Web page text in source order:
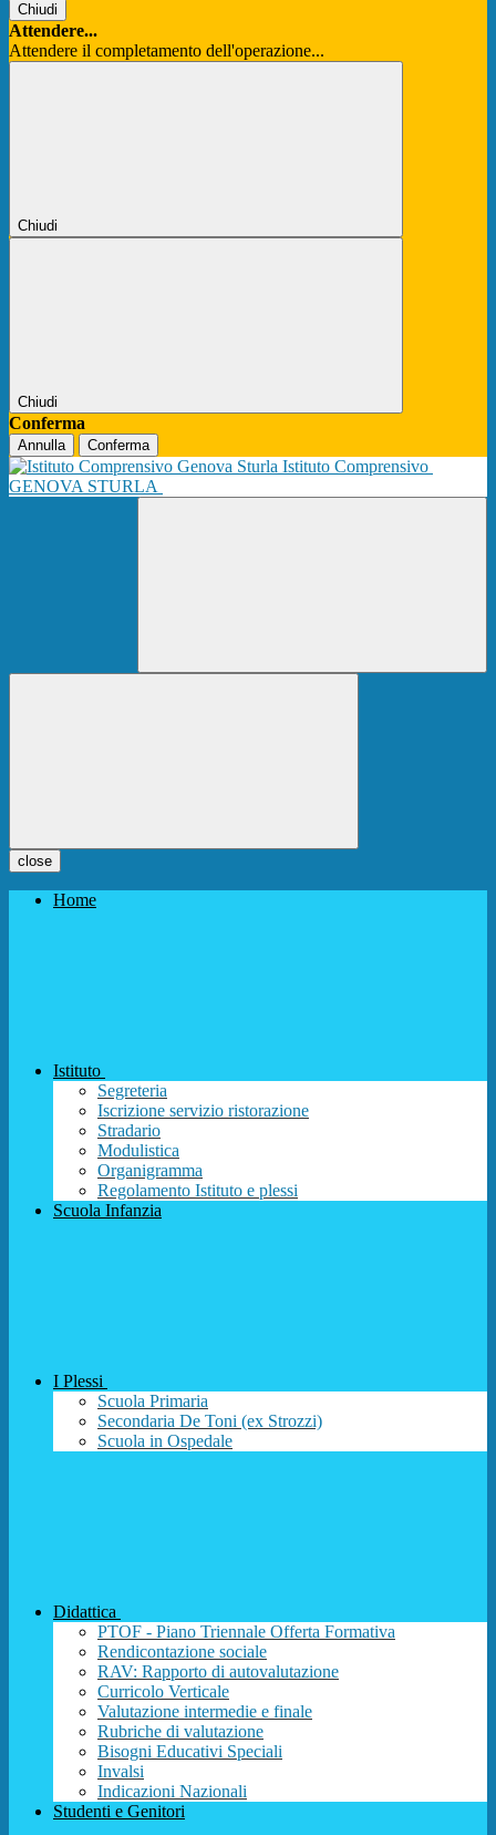
Chiudi
Attendere...
Attendere il completamento dell'operazione...
Chiudi
Chiudi
Conferma
Annulla Conferma
Istituto Comprensivo
GENOVA STURLA
close
Home
Istituto
Segreteria
Iscrizione servizio ristorazione
Stradario
Modulistica
Organigramma
Regolamento Istituto e plessi
Scuola Infanzia
I Plessi
Scuola Primaria
Secondaria De Toni (ex Strozzi)
Scuola in Ospedale
Didattica
PTOF - Piano Triennale Offerta Formativa
Rendicontazione sociale
RAV: Rapporto di autovalutazione
Curricolo Verticale
Valutazione intermedie e finale
Rubriche di valutazione
Bisogni Educativi Speciali
Invalsi
Indicazioni Nazionali
Studenti e Genitori